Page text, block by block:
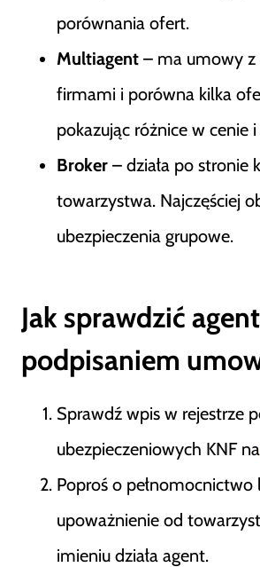
porównania ofert.
Multiagent – ma umowy z
firmami i porówna kilka
pokazując różnice w cenie i
Broker – działa po stronie
towarzystwa. Najczęściej
ubezpieczenia grupowe.
Jak sprawdzić
podpisaniem
Sprawdź wpis w rejestrze
ubezpieczeniowych KNF na
Poproś o pełnomocnictwo
upoważnienie od
imieniu działa agent.